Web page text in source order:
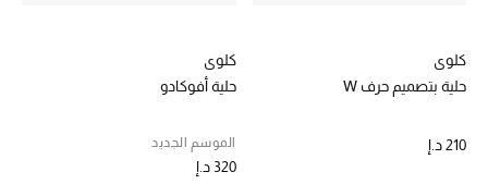
كلوي
حلية بتصميم حرف W
210 د.إ
كلوي
حلية أفوكادو
الموسم الجديد
320 د.إ